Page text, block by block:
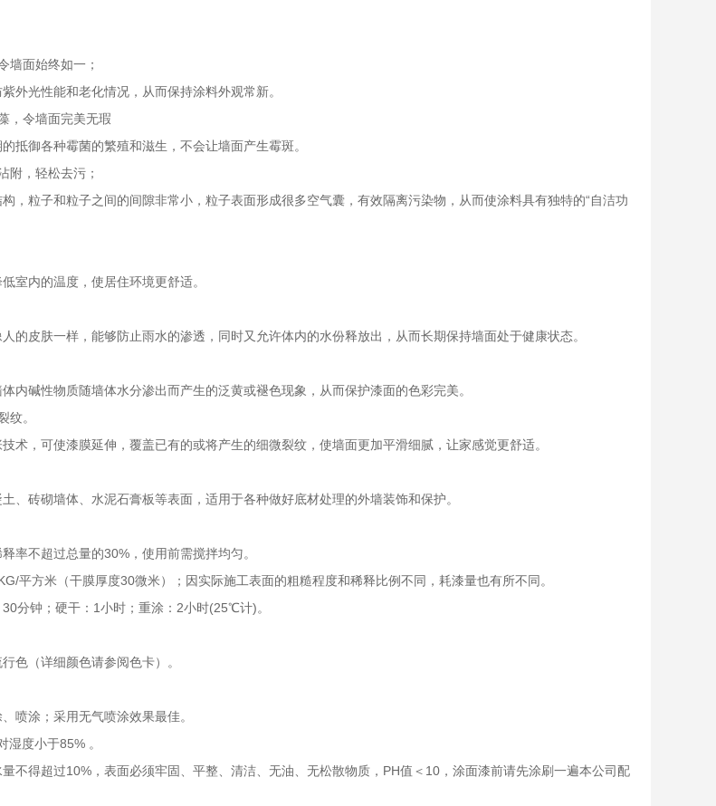
墙面始终如一；
外光性能和老化情况，从而保持涂料外观常新。
，令墙面完美无瑕
抵御各种霉菌的繁殖和滋生，不会让墙面产生霉斑。
附，轻松去污；
，粒子和粒子之间的间隙非常小，粒子表面形成很多空气囊，有效隔离污染物，从而使涂料具有独特的“自洁功
室内的温度，使居住环境更舒适。
的皮肤一样，能够防止雨水的渗透，同时又允许体内的水份释放出，从而长期保持墙面处于健康状态。
内碱性物质随墙体水分渗出而产生的泛黄或褪色现象，从而保护漆面的色彩完美。
纹。
术，可使漆膜延伸，覆盖已有的或将产生的细微裂纹，使墙面更加平滑细腻，让家感觉更舒适。
、砖砌墙体、水泥石膏板等表面，适用于各种做好底材处理的外墙装饰和保护。
率不超过总量的30%，使用前需搅拌均匀。
平方米（干膜厚度30微米）；因实际施工表面的粗糙程度和稀释比例不同，耗漆量也有所不同。
分钟；硬干：1小时；重涂：2小时(25℃计)。
色（详细颜色请参阅色卡）。
喷涂；采用无气喷涂效果最佳。
度小于85% 。
不得超过10%，表面必须牢固、平整、清洁、无油、无松散物质，PH值＜10，涂面漆前请先涂刷一遍本公司配